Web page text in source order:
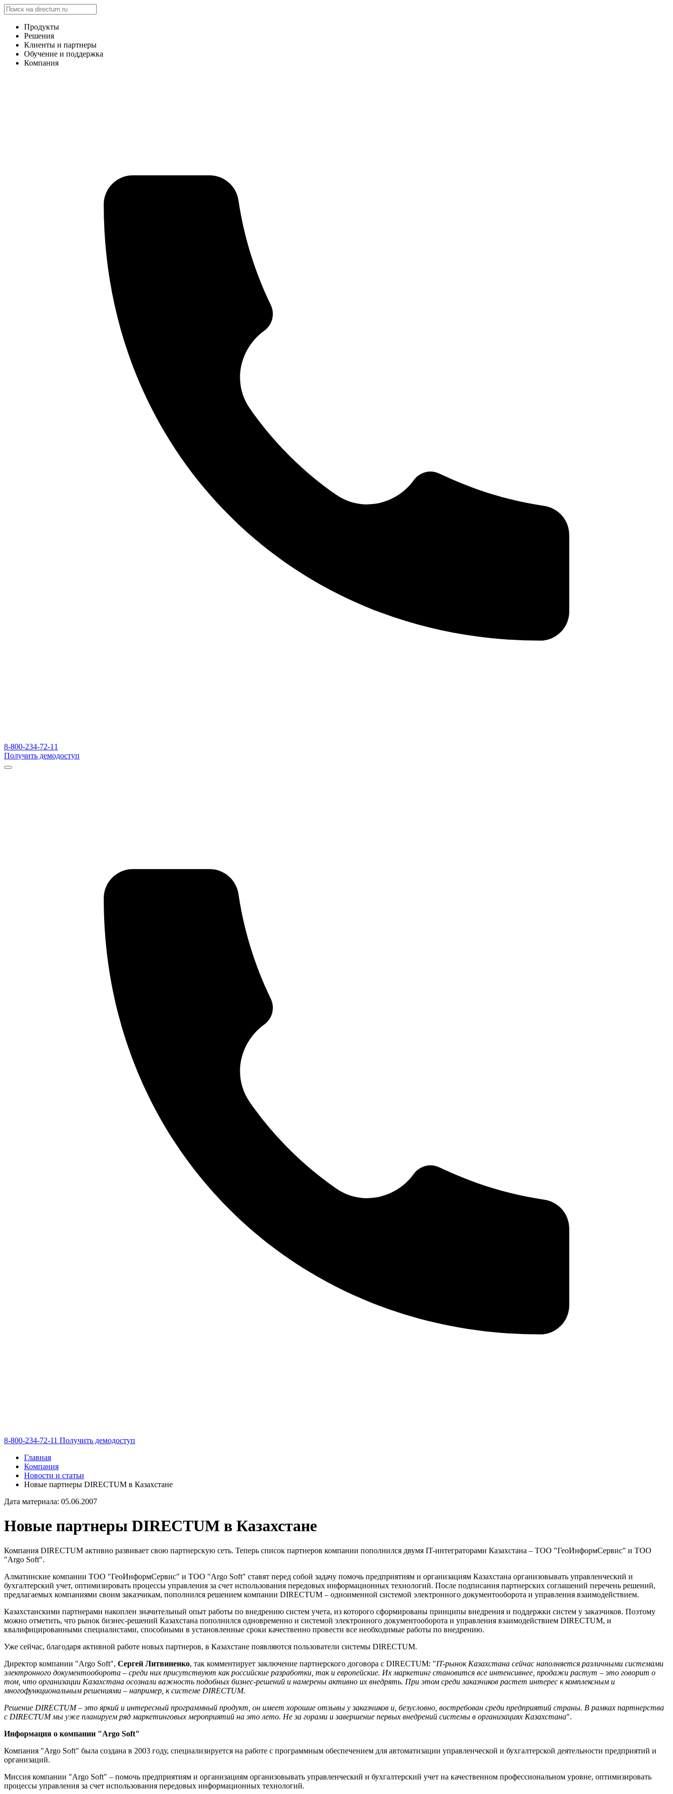
Продукты
Решения
Клиенты и партнеры
Обучение и поддержка
Компания
8-800-234-72-11
Получить демодоступ
8-800-234-72-11 Получить демодоступ
Главная
Компания
Новости и статьи
Новые партнеры DIRECTUM в Казахстане
Дата материала: 05.06.2007
Новые партнеры DIRECTUM в Казахстане
Компания DIRECTUM активно развивает свою партнерскую сеть. Теперь список партнеров компании пополнился двумя IT-интеграторами Казахстана – ТОО "ГеоИнформСервис" и ТОО
"Argo Soft".
Алматинские компании ТОО "ГеоИнформСервис" и ТОО "Argo Soft" ставят перед собой задачу помочь предприятиям и организациям Казахстана организовывать управленческий и
бухгалтерский учет, оптимизировать процессы управления за счет использования передовых информационных технологий. После подписания партнерских соглашений перечень решений,
предлагаемых компаниями своим заказчикам, пополнился решением компании DIRECTUM – одноименной системой электронного документооборота и управления взаимодействием.
Казахстанскими партнерами накоплен значительный опыт работы по внедрению систем учета, из которого сформированы принципы внедрения и поддержки систем у заказчиков. Поэтому
можно отметить, что рынок бизнес-решений Казахстана пополнился одновременно и системой электронного документооборота и управления взаимодействием DIRECTUM, и
квалифицированными специалистами, способными в установленные сроки качественно провести все необходимые работы по внедрению.
Уже сейчас, благодаря активной работе новых партнеров, в Казахстане появляются пользователи системы DIRECTUM.
Директор компании "Argo Soft", Сергей Литвиненко, так комментирует заключение партнерского договора с DIRECTUM: "IT-рынок Казахстана сейчас наполняется различными системами
электронного документооборота – среди них присутствуют как российские разработки, так и европейские. Их маркетинг становится все интенсивнее, продажи растут – это говорит о
том, что организации Казахстана осознали важность подобных бизнес-решений и намерены активно их внедрять. При этом среди заказчиков растет интерес к комплексным и
многофункциональным решениями – например, к системе DIRECTUM.
Решение DIRECTUM – это яркий и интересный программный продукт, он имеет хорошие отзывы у заказчиков и, безусловно, востребован среди предприятий страны. В рамках партнерства
с DIRECTUM мы уже планируем ряд маркетинговых мероприятий на это лето. Не за горами и завершение первых внедрений системы в организациях Казахстана".
Информация о компании "Argo Soft"
Компания "Argo Soft" была создана в 2003 году, специализируется на работе с программным обеспечением для автоматизации управленческой и бухгалтерской деятельности предприятий и
организаций.
Миссия компании "Argo Soft" – помочь предприятиям и организациям организовывать управленческий и бухгалтерский учет на качественном профессиональном уровне, оптимизировать
процессы управления за счет использования передовых информационных технологий.